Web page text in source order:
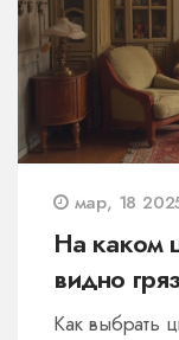
создать
мар, 18
На каком
видно
Как выбрать